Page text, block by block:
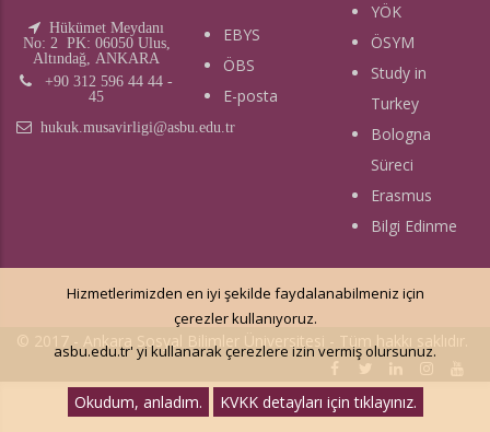
Hükümet Meydanı
No: 2 PK: 06050 Ulus,
Altındağ, ANKARA
+90 312 596 44 44 -
45
hukuk.musavirligi@asbu.edu.tr
EBYS
ÖBS
E-posta
YÖK
ÖSYM
Study in
Turkey
Bologna
Süreci
Erasmus
Bilgi Edinme
© 2017 - Ankara Sosyal Bilimler Üniversitesi - Tüm hakkı saklıdır.
Hizmetlerimizden en iyi şekilde faydalanabilmeniz için
çerezler kullanıyoruz.
asbu.edu.tr' yi kullanarak çerezlere izin vermiş olursunuz.
Okudum, anladım. KVKK detayları için tıklayınız.